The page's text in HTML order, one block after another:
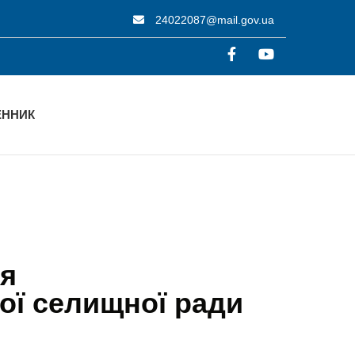
24022087@mail.gov.ua
селищної ради